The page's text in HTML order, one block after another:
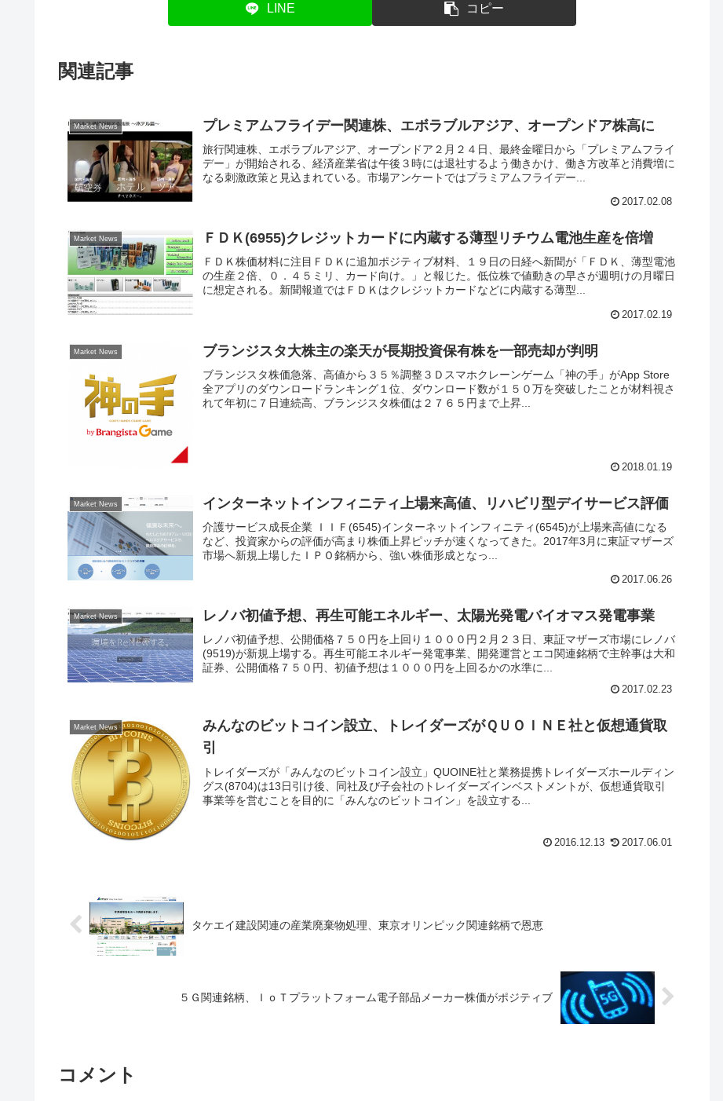
LINE コピー
関連記事
Market News プレミアムフライデー関連株、エボラブルアジア、オープンドア株高に
旅行関連株、エボラブルアジア、オープンドア２月２４日、最終金曜日から「プレミアムフライ
デー」が開始される、経済産業省は午後３時には退社するよう働きかけ、働き方改革と消費増に
なる刺激政策と見込まれている。市場アンケートではプラミアムフライデー...
2017.02.08
Market News ＦＤＫ(6955)クレジットカードに内蔵する薄型リチウム電池生産を倍増
ＦＤＫ株価材料に注目ＦＤＫに追加ポジティブ材料、１９日の日経へ新聞が「ＦＤＫ、薄型電池
の生産２倍、０．４５ミリ、カード向け。」と報じた。低位株で値動きの早さが週明けの月曜日
に想定される。新聞報道ではＦＤＫはクレジットカードなどに内蔵する薄型...
2017.02.19
Market News ブランジスタ大株主の楽天が長期投資保有株を一部売却が判明
ブランジスタ株価急落、高値から３５％調整３Ｄスマホクレーンゲーム「神の手」がApp Store
全アプリのダウンロードランキング１位、ダウンロード数が１５０万を突破したことが材料視さ
れて年初に７日連続高、ブランジスタ株価は２７６５円まで上昇...
2018.01.19
Market News インターネットインフィニティ上場来高値、リハビリ型デイサービス評価
介護サービス成長企業 ＩＩＦ(6545)インターネットインフィニティ(6545)が上場来高値になる
など、投資家からの評価が高まり株価上昇ピッチが速くなってきた。2017年3月に東証マザーズ
市場へ新規上場したＩＰＯ銘柄から、強い株価形成となっ...
2017.06.26
Market News レノバ初値予想、再生可能エネルギー、太陽光発電バイオマス発電事業
レノバ初値予想、公開価格７５０円を上回り１０００円２月２３日、東証マザーズ市場にレノバ
(9519)が新規上場する。再生可能エネルギー発電事業、開発運営とエコ関連銘柄で主幹事は大和
証券、公開価格７５０円、初値予想は１０００円を上回るかの水準に...
2017.02.23
Market News
みんなのビットコイン設立、トレイダーズがＱＵＯＩＮＥ社と仮想通貨取
引
トレイダーズが「みんなのビットコイン設立」QUOINE社と業務提携トレイダーズホールディン
グス(8704)は13日引け後、同社及び子会社のトレイダーズインベストメントが、仮想通貨取引
事業等を営むことを目的に「みんなのビットコイン」を設立する...
2016.12.13 2017.06.01
タケエイ建設関連の産業廃棄物処理、東京オリンピック関連銘柄で恩恵
５Ｇ関連銘柄、ＩｏＴプラットフォーム電子部品メーカー株価がポジティブ
コメント